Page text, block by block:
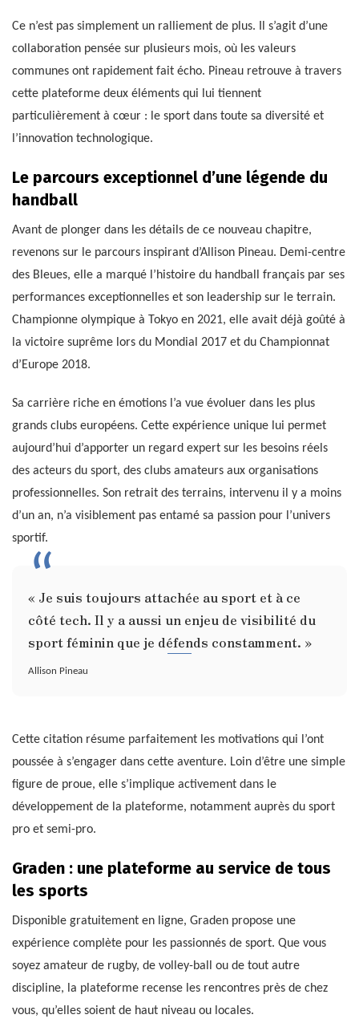
Ce n’est pas simplement un ralliement de plus. Il s’agit d’une
collaboration pensée sur plusieurs mois, où les valeurs
communes ont rapidement fait écho. Pineau retrouve à travers
cette plateforme deux éléments qui lui tiennent
particulièrement à cœur : le sport dans toute sa diversité et
l’innovation technologique.
Le parcours exceptionnel d’une légende du
handball
Avant de plonger dans les détails de ce nouveau chapitre,
revenons sur le parcours inspirant d’Allison Pineau. Demi-centre
des Bleues, elle a marqué l’histoire du handball français par ses
performances exceptionnelles et son leadership sur le terrain.
Championne olympique à Tokyo en 2021, elle avait déjà goûté à
la victoire suprême lors du Mondial 2017 et du Championnat
d’Europe 2018.
Sa carrière riche en émotions l’a vue évoluer dans les plus
grands clubs européens. Cette expérience unique lui permet
aujourd’hui d’apporter un regard expert sur les besoins réels
des acteurs du sport, des clubs amateurs aux organisations
professionnelles. Son retrait des terrains, intervenu il y a moins
d’un an, n’a visiblement pas entamé sa passion pour l’univers
sportif.
« Je suis toujours attachée au sport et à ce
côté tech. Il y a aussi un enjeu de visibilité du
sport féminin que je défends constamment. »
Allison Pineau
Cette citation résume parfaitement les motivations qui l’ont
poussée à s’engager dans cette aventure. Loin d’être une simple
figure de proue, elle s’implique activement dans le
développement de la plateforme, notamment auprès du sport
pro et semi-pro.
Graden : une plateforme au service de tous
les sports
Disponible gratuitement en ligne, Graden propose une
expérience complète pour les passionnés de sport. Que vous
soyez amateur de rugby, de volley-ball ou de tout autre
discipline, la plateforme recense les rencontres près de chez
vous, qu’elles soient de haut niveau ou locales.